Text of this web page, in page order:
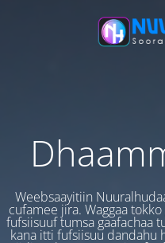
Weebsaayitiin
cufamee jira. Waggaa
fufsiisuuf tumsa gaafachaa
kana itti fufsiisuu dandahu